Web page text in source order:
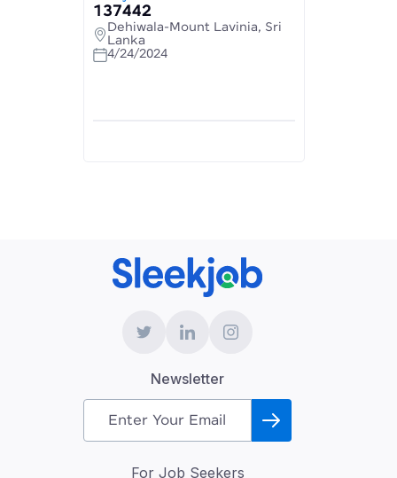
137442
Dehiwala-Mount Lavinia, Sri
Lanka
4/24/2024
Newsletter
For Job Seekers